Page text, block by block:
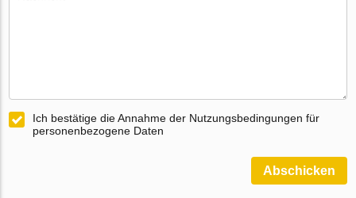
Ich bestätige die Annahme der Nutzungsbedingungen für
personenbezogene Daten
Abschicken